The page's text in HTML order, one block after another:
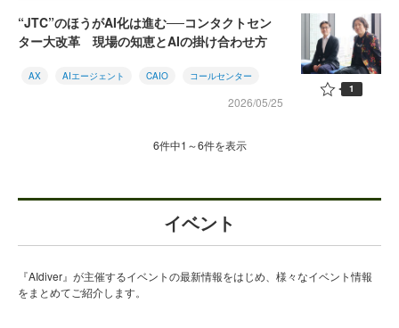
“JTC”のほうがAI化は進む──コンタクトセン
ター大改革 現場の知恵とAIの掛け合わせ方
AX AIエージェント CAIO コールセンター
2026/05/25
1
6件中1～6件を表示
イベント
『AIdiver』が主催するイベントの最新情報をはじめ、様々なイベント情報
をまとめてご紹介します。